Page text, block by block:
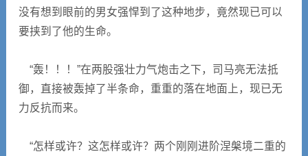
没有想到眼前的男女强悍到了这种地步，竟然现已可以
要挟到了他的生命。
“轰！！！”在两股强壮力气炮击之下，司马亮无法抵
御，直接被轰掉了半条命，重重的落在地面上，现已无
力反抗而来。
“怎样或许？这怎样或许？两个刚刚进阶涅槃境二重的